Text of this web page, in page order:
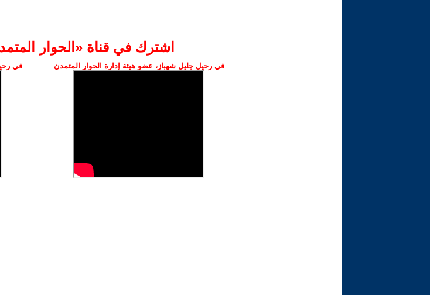
اشترك في قناة ‫«الحوار
في رحيل جليل شهباز، عضو هيئة إدارة الحوار المتمدن في